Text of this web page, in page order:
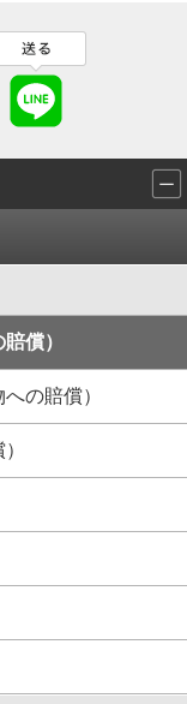
償）
の賠償）